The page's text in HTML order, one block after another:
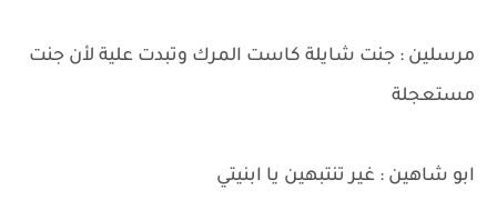
مرسلين : جنت شايلة كاست المرك وتبدت علية لأن جنت
مستعجلة
ابو شاهين : غير تنتبهين يا ابنيتي